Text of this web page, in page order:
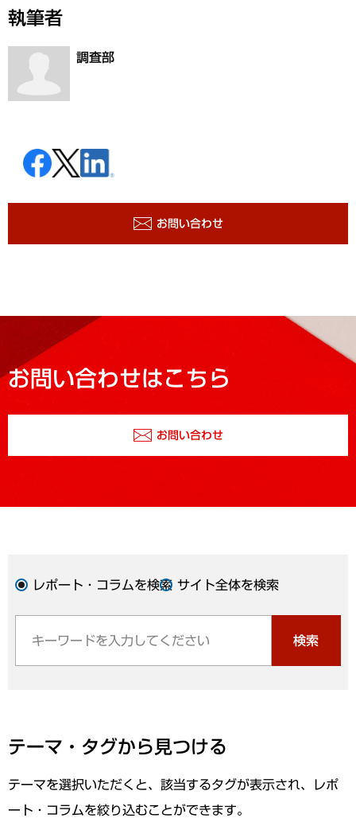
執筆者
調査部
お問い合わせ
お問い合わせはこちら
お問い合わせ
レポート・コラムを検索 サイト全体を検索
検索
テーマ・タグから見つける
テーマを選択いただくと、該当するタグが表示され、レポ
ート・コラムを絞り込むことができます。